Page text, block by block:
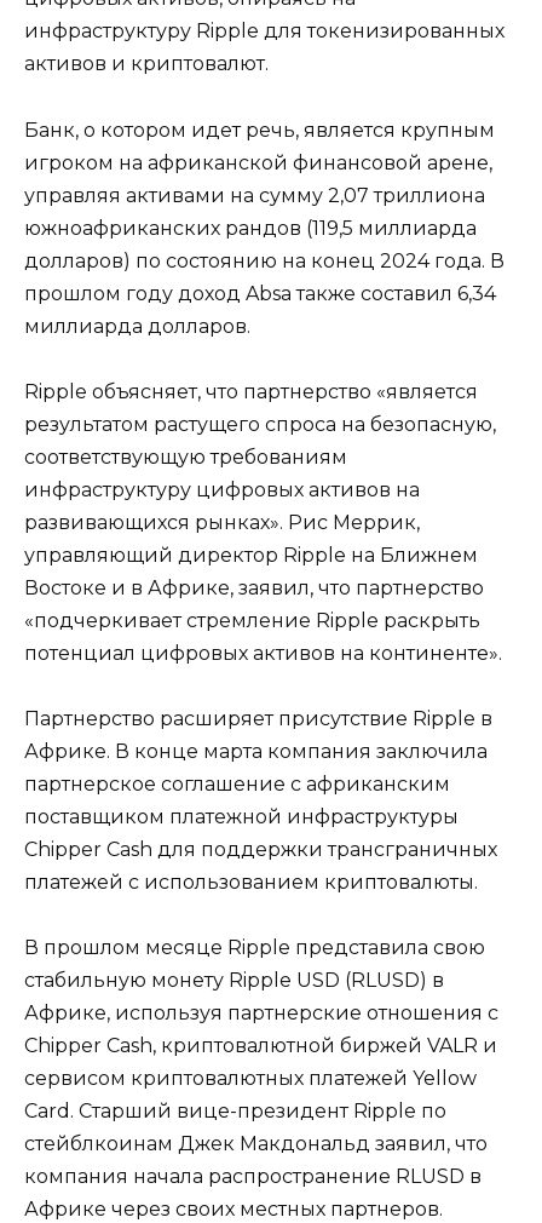
инфраструктуру Ripple для токенизированных
активов и криптовалют.
Банк, о котором идет речь, является крупным
игроком на африканской финансовой арене,
управляя активами на сумму 2,07 триллиона
южноафриканских рандов (119,5 миллиарда
долларов) по состоянию на конец 2024 года. В
прошлом году доход Absa также составил 6,34
миллиарда долларов.
Ripple объясняет, что партнерство «является
результатом растущего спроса на безопасную,
соответствующую требованиям
инфраструктуру цифровых активов на
развивающихся рынках». Рис Меррик,
управляющий директор Ripple на Ближнем
Востоке и в Африке, заявил, что партнерство
«подчеркивает стремление Ripple раскрыть
потенциал цифровых активов на континенте».
Партнерство расширяет присутствие Ripple в
Африке. В конце марта компания заключила
партнерское соглашение с африканским
поставщиком платежной инфраструктуры
Chipper Cash для поддержки трансграничных
платежей с использованием криптовалюты.
В прошлом месяце Ripple представила свою
стабильную монету Ripple USD (RLUSD) в
Африке, используя партнерские отношения с
Chipper Cash, криптовалютной биржей VALR и
сервисом криптовалютных платежей Yellow
Card. Старший вице-президент Ripple по
стейблкоинам Джек Макдональд заявил, что
компания начала распространение RLUSD в
Африке через своих местных партнеров.